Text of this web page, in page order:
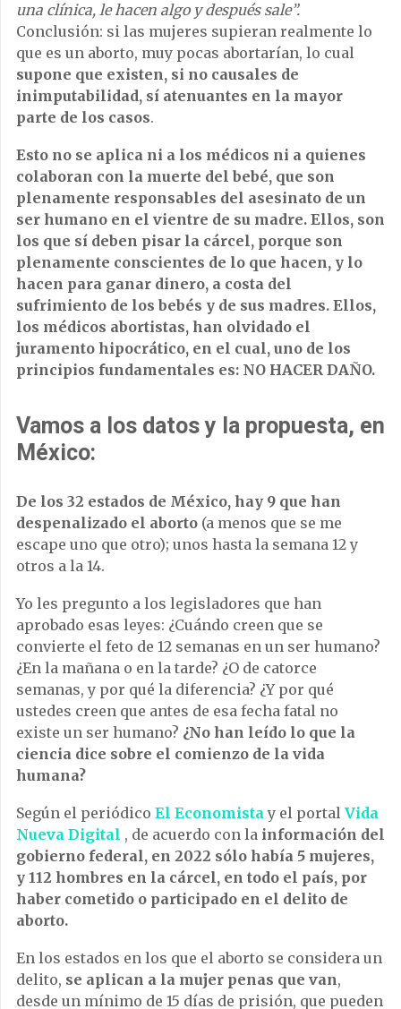
una clínica, le hacen algo y después sale”.
Conclusión: si las mujeres supieran realmente lo
que es un aborto, muy pocas abortarían, lo cual
supone que existen, si no causales de
inimputabilidad, sí atenuantes en la mayor
parte de los casos.
Esto no se aplica ni a los médicos ni a quienes
colaboran con la muerte del bebé, que son
plenamente responsables del asesinato de un
ser humano en el vientre de su madre. Ellos, son
los que sí deben pisar la cárcel, porque son
plenamente conscientes de lo que hacen, y lo
hacen para ganar dinero, a costa del
sufrimiento de los bebés y de sus madres. Ellos,
los médicos abortistas, han olvidado el
juramento hipocrático, en el cual, uno de los
principios fundamentales es: NO HACER DAÑO.
Vamos a los datos y la propuesta, en
México:
De los 32 estados de México, hay 9 que han
despenalizado el aborto (a menos que se me
escape uno que otro); unos hasta la semana 12 y
otros a la 14.
Yo les pregunto a los legisladores que han
aprobado esas leyes: ¿Cuándo creen que se
convierte el feto de 12 semanas en un ser humano?
¿En la mañana o en la tarde? ¿O de catorce
semanas, y por qué la diferencia? ¿Y por qué
ustedes creen que antes de esa fecha fatal no
existe un ser humano? ¿No han leído lo que la
ciencia dice sobre el comienzo de la vida
humana?
Según el periódico El Economistay el portal Vida
Nueva Digital , de acuerdo con la información del
gobierno federal, en 2022 sólo había 5 mujeres,
y 112 hombres en la cárcel, en todo el país, por
haber cometido o participado en el delito de
aborto.
En los estados en los que el aborto se considera un
delito, se aplican a la mujer penas que van,
desde un mínimo de 15 días de prisión, que pueden